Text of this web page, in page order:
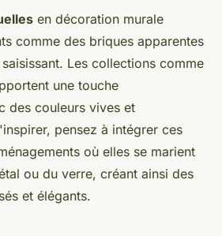
en décoration murale
comme des briques apparentes
Les collections comme
une touche
des couleurs vives et
pensez à intégrer ces
où elles se marient
ou du verre, créant ainsi des
et élégants.